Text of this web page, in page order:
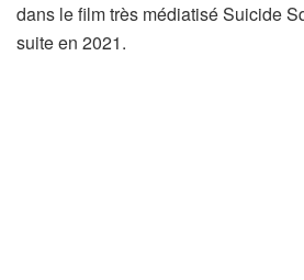
dans le film très médiatisé Suicide
suite en 2021.